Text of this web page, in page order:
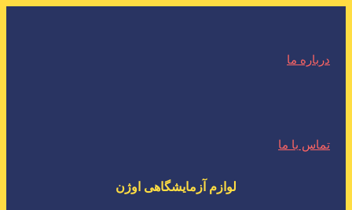
درباره ما
تماس با ما
لوازم آزمایشگاهی اوژن